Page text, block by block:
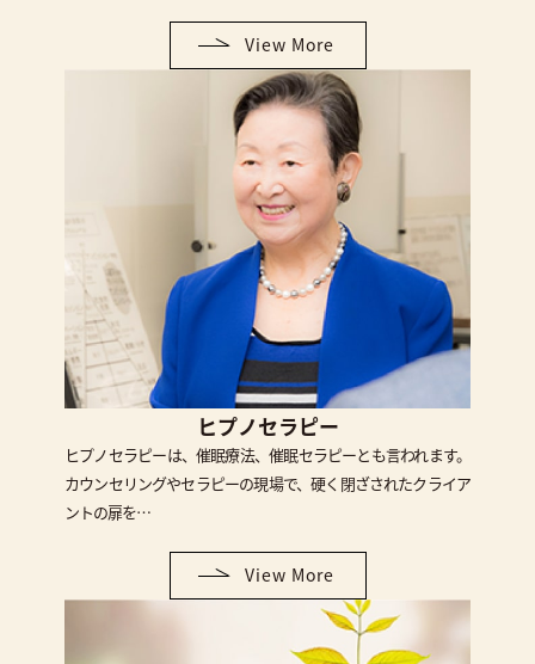
View More
ヒプノセラピー
ヒプノセラピーは、催眠療法、催眠セラピーとも言われます。
カウンセリングやセラピーの現場で、硬く閉ざされたクライア
ントの扉を…
View More